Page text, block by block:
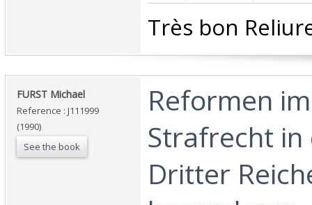
‎Très bon
‎FURST Michael‎
Reference : J111999
(1990)
See the book
‎Reformen
Strafrecht in
Dritter